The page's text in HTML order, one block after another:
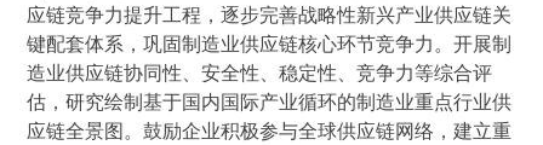
应链竞争力提升工程，逐步完善战略性新兴产业供应链关
键配套体系，巩固制造业供应链核心环节竞争力。开展制
造业供应链协同性、安全性、稳定性、竞争力等综合评
估，研究绘制基于国内国际产业循环的制造业重点行业供
应链全景图。鼓励企业积极参与全球供应链网络，建立重